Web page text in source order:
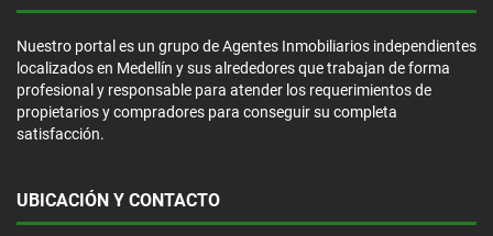
Nuestro portal es un grupo de Agentes Inmobiliarios independientes
localizados en Medellín y sus alrededores que trabajan de forma
profesional y responsable para atender los requerimientos de
propietarios y compradores para conseguir su completa
satisfacción.
UBICACIÓN Y CONTACTO